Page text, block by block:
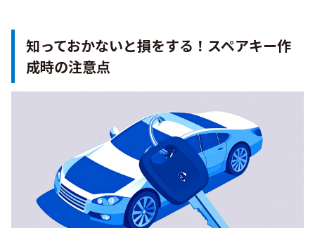
知っておかないと損をする！スペアキー作
成時の注意点